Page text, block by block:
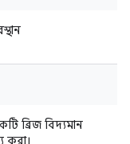
ব্রিজ বিদ্যমান
করা।